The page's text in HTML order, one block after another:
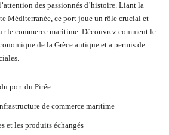
des passionnés d’histoire. Liant la
Méditerranée, ce port joue un rôle crucial et
le commerce maritime. Découvrez comment le
de la Grèce antique et a permis de
port du Pirée
de commerce maritime
et les produits échangés